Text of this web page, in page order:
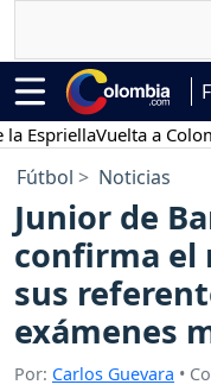
Vuelta a Colombia
Fútbol Noticias
Junior de
confirma el
sus
exámenes
Por: Carlos Guevara •